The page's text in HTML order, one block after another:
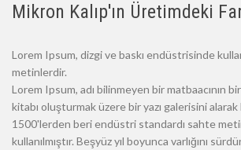
Mikron Kalıp'ın Üretimdeki
Lorem Ipsum, dizgi ve baskı endüstrisinde
metinlerdir.
Lorem Ipsum, adı bilinmeyen bir matbaacının
kitabı oluşturmak üzere bir yazı galerisini alarak
1500'lerden beri endüstri standardı sahte
kullanılmıştır. Beşyüz yıl boyunca varlığını